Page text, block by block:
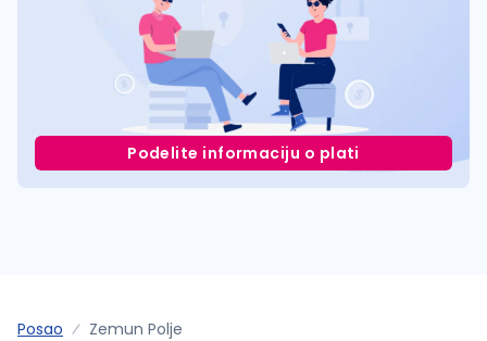
Podelite informaciju o plati
Posao Zemun Polje